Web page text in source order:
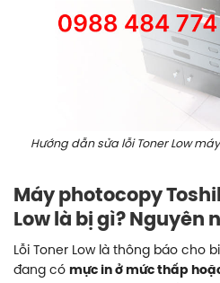
Hướng dẫn sửa lỗi Toner Low
Máy photocopy
Low là bị gì? Nguyên
Lỗi Toner Low là thông báo cho
đang có mực in ở mức thấp